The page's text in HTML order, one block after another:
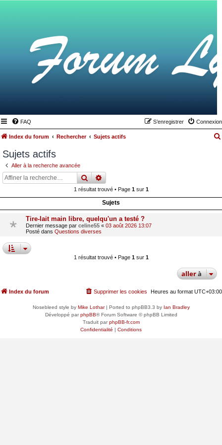
FAQ Connexion
S’enregistrer
Index du forum Rechercher Sujets actifs
Sujets actifs
Aller à la recherche avancée
rechercher
recherche
1 résultat trouvé • Page 1sur 1
Sujets
Tire-lait main libre, quelqu'un a testé ?
Dernier message par celine55 « 03 août 2026 13:07
Posté dans Questions diverses
1 résultat trouvé • Page 1sur 1
allerà
Index du forum Heures au format UTC+03:00
Supprimer les cookies
Nosebleed style by Mike Lothar| Ported to phpBB3.3 by Ian Bradley
Développé parphpBB® Forum Software © phpBB Limited
Traduit parphpBB-fr.com
Confidentialité | Conditions